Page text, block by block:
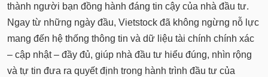
thành người bạn đồng hành đáng tin cậy của nhà đầu tư.
Ngay từ những ngày đầu, Vietstock đã không ngừng nỗ lực
mang đến hệ thống thông tin và dữ liệu tài chính chính xác
– cập nhật – đầy đủ, giúp nhà đầu tư hiểu đúng, nhìn rộng
và tự tin đưa ra quyết định trong hành trình đầu tư của